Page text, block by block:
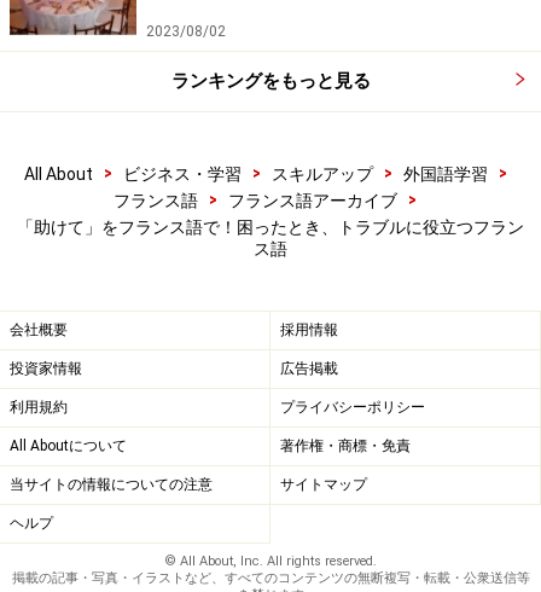
J'ai perdu ～. (ジェ ペるデュ ～)
～の部分には失くしたものを入れてください。
携帯電話mon téléphone portable(モン テレフォ
道に迷ったときも似たような言い方です。
・道に迷ってしまいました
Je me suis perdu(e).(ジュ ム スゥイ ペるデュ)
※(e) は、女性の場合です。発音に変化はありません。
2023/08/02
ランキングをもっと見る
All About > ビジネス・学習 > スキルアップ > 外国語学習
>
フランス語
> フランス語アーカイブ
>
「助けて」をフランス語で！困ったとき、トラブルに役立つフラン
ス語
会社概要 採用情報
投資家情報 広告掲載
利用規約 プライバシーポリシー
All Aboutについて 著作権・商標・免責
当サイトの情報についての注意 サイトマップ
ヘルプ
© All About, Inc. All rights reserved.
掲載の記事・写真・イラストなど、すべてのコンテンツの無断複写・転載・公衆送信等